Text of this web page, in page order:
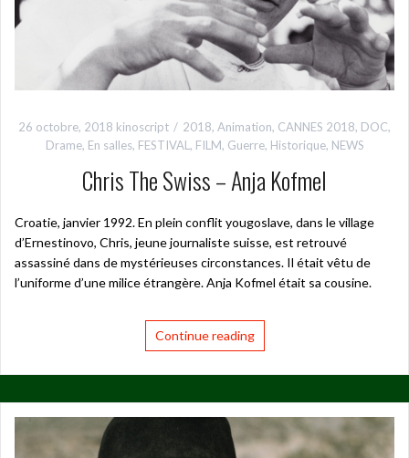
26 octobre, 2018 kinoscript 2018, Animation, CANNES 2018, DOC,
Drame, En salles, FESTIVAL, FILM, Guerre, Historique, NEWS
Chris The Swiss – Anja Kofmel
Croatie, janvier 1992. En plein conflit yougoslave, dans le village
d’Ernestinovo, Chris, jeune journaliste suisse, est retrouvé
assassiné dans de mystérieuses circonstances. Il était vêtu de
l’uniforme d’une milice étrangère. Anja Kofmel était sa cousine.
Continue reading